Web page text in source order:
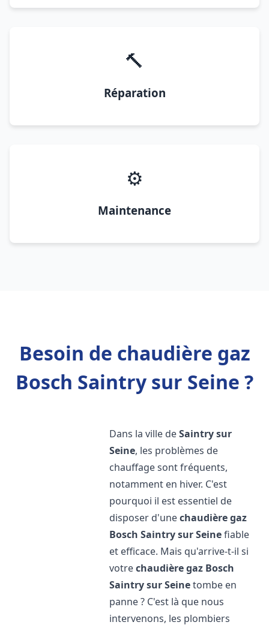
🔨
Réparation
⚙️
Maintenance
Besoin de chaudière gaz
Bosch Saintry sur Seine ?
Dans la ville deSaintry sur
Seine, les problèmes de
chauffage sont fréquents,
notamment en hiver. C'est
pourquoi il est essentiel de
disposer d'unechaudière gaz
Bosch Saintry sur Seinefiable
et efficace. Mais qu'arrive-t-il si
votrechaudière gaz Bosch
Saintry sur Seinetombe en
panne ? C'est là que nous
intervenons, les plombiers